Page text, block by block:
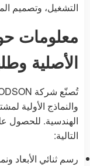
التشغيل، وتصميم
معلومات
الأصلية
والنماذج الأولية
الهندسية. للحصول
التالية:
رسم ثنائي الأبعاد